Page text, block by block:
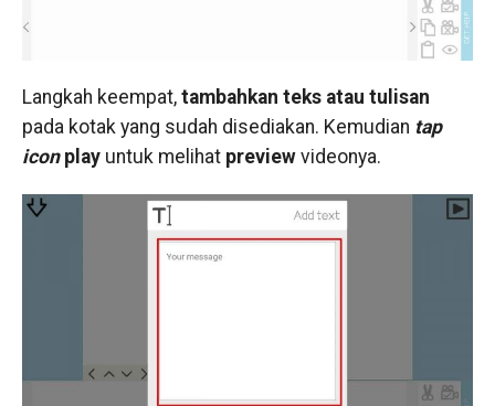
Langkah keempat, tambahkan teks atau tulisan
pada kotak yang sudah disediakan. Kemudian tap
iconplay untuk melihatpreviewvideonya.